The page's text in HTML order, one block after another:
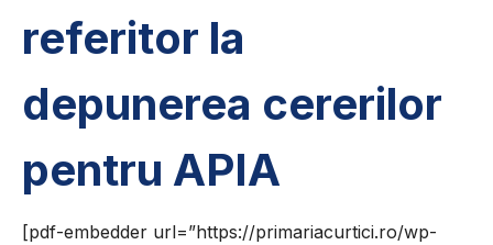
referitor la
depunerea cererilor
pentru APIA
[pdf-embedder url=”https://primariacurtici.ro/wp-